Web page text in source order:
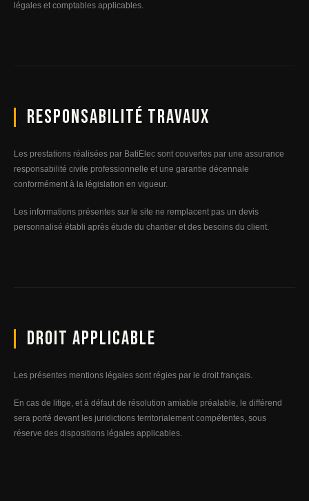
légales et comptables applicables.
Responsabilité travaux
Les prestations réalisées par BatiElec sont couvertes par une assurance
responsabilité civile professionnelle et une garantie décennale
conformément à la législation en vigueur.
Les informations présentes sur le site ne remplacent pas un devis
personnalisé établi après étude du chantier et des besoins du client.
Droit applicable
Les présentes mentions légales sont régies par le droit français.
En cas de litige, et à défaut de résolution amiable préalable, le différend
sera porté devant les juridictions territorialement compétentes, sous
réserve des dispositions légales applicables.